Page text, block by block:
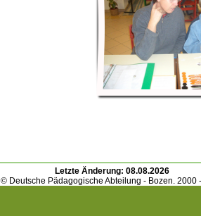
Letzte Änderung: 08.08.2026
© Deutsche Pädagogische Abteilung - Bozen. 2000